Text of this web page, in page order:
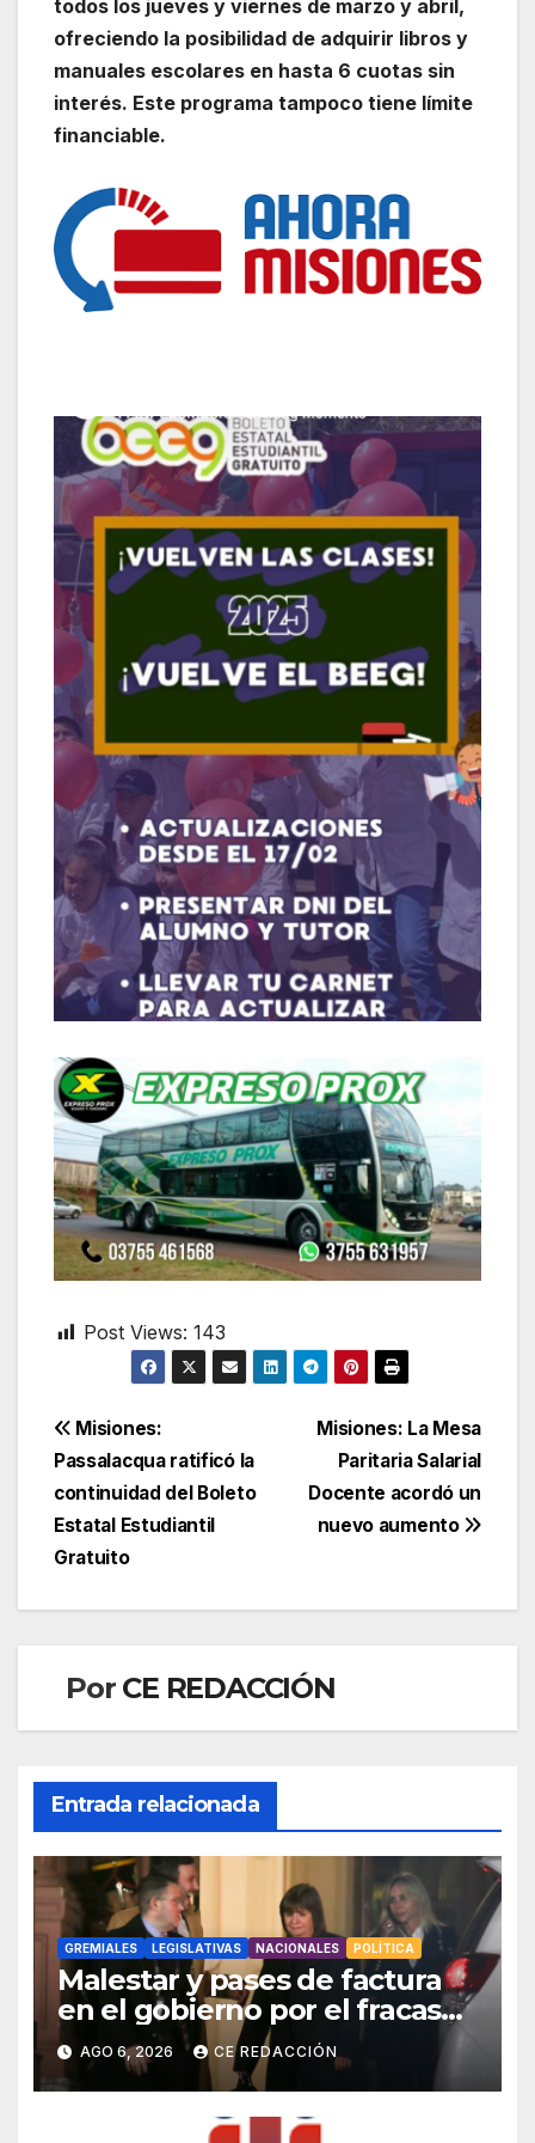
todos los jueves y viernes de marzo y abril,
ofreciendo la posibilidad de adquirir libros y
manuales escolares en hasta 6 cuotas sin
interés. Este programa tampoco tiene límite
financiable.
Post Views: 143
Navegación
de
entradas
Misiones: La Mesa
Paritaria Salarial
Docente acordó un
nuevo aumento
Misiones:
Passalacqua ratificó la
continuidad del Boleto
Estatal Estudiantil
Gratuito
Por CE REDACCIÓN
Entrada relacionada
GREMIALES LEGISLATIVAS NACIONALES POLÍTICA
Malestar y pases de factura
en el gobierno por el fracaso
con la ley de Tierras –
Movilizaciones y protestas
escalonadas
AGO 6, 2026 CE REDACCIÓN